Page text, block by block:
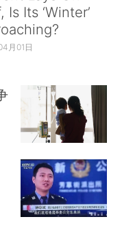
Is Its ‘Winter’
月01日